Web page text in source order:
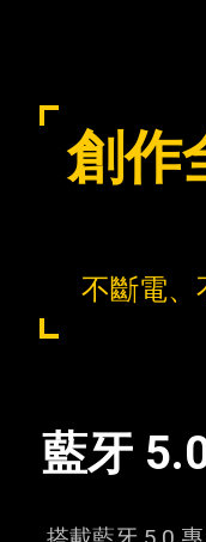
創作
不斷電、
藍牙